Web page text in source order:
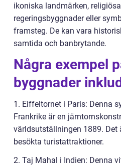
ikoniska landmärken,
regeringsbyggnader eller
framsteg. De kan vara
samtida och banbrytande.
Några exempel
byggnader
1. Eiffeltornet i Paris: Denna
Frankrike är en
världsutställningen 1889. Det
besökta turistattraktioner.
2. Taj Mahal i Indien: Denna